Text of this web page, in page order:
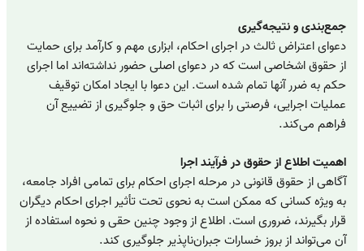
جمع‌بندی و نتیجه‌گیری
دعوای اعتراض ثالث در اجرای احکام، ابزاری مهم و کارآمد برای حمایت
از حقوق اشخاصی است که در دعوای اصلی حضور نداشته‌اند اما اجرای
حکم به ضرر آنها تمام شده است. این دعوا با ایجاد امکان توقیف
عملیات اجرایی، فرصتی را برای اثبات حق و جلوگیری از تضییع آن
فراهم می‌کند.
اهمیت اطلاع از حقوق در فرآیند اجرا
آگاهی از حقوق قانونی در مرحله اجرای احکام برای تمامی افراد جامعه،
به ویژه کسانی که ممکن است به نحوی تحت تأثیر اجرای احکام دیگران
قرار بگیرند، ضروری است. اطلاع از وجود چنین حقی و نحوه استفاده از
آن می‌تواند از بروز خسارات جبران‌ناپذیر جلوگیری کند.